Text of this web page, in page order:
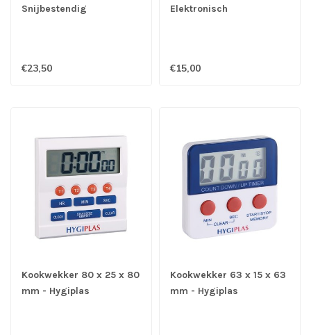
Snijbestendig
€23,50
Elektronisch
€15,00
Kookwekker 80 x 25 x 80
mm - Hygiplas
Kookwekker 63 x 15 x 63
mm - Hygiplas